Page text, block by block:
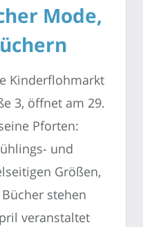
Mode,
Kinderflohmarkt
3, öffnet am 29.
Pforten:
und
Größen,
stehen
veranstaltet